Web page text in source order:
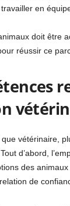
en
doit être
réussir ce
vétérinaire,
d’abord,
des
de